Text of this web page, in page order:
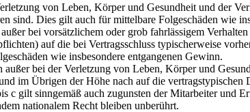
von Leben, Körper und Gesundheit und der
sind. Dies gilt auch für mittelbare Folgeschäden wie
bei vorsätzlichem oder grob fahrlässigem
auf die bei Vertragsschluss typischerweise
wie insbesondere entgangenen Gewinn.
bei der Verletzung von Leben, Körper und
im Übrigen der Höhe nach auf die
c gilt sinngemäß auch zugunsten der Mitarbeiter und
nationalem Recht bleiben unberührt.